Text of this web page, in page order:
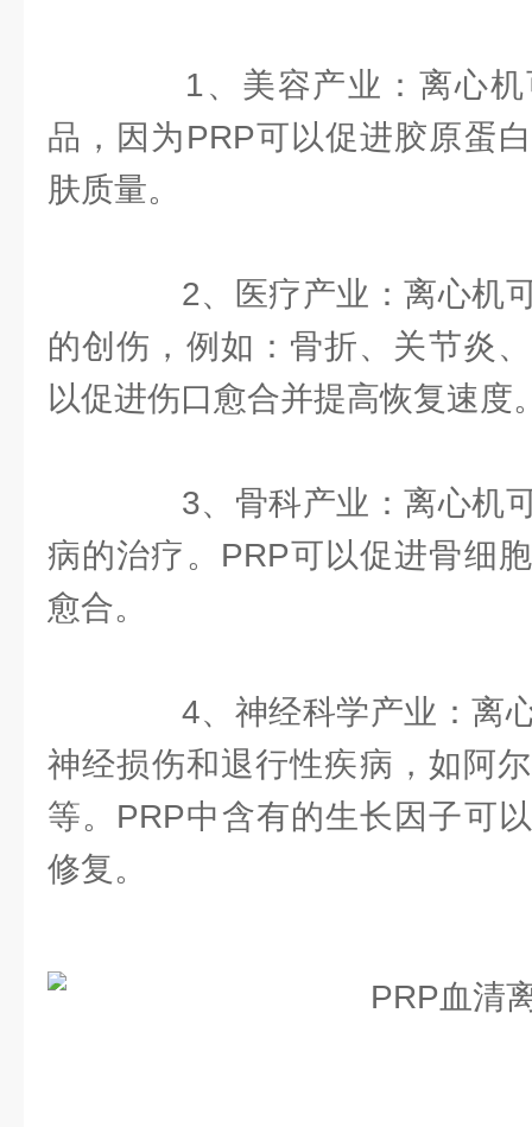
1、美容产业：离心机
品，因为PRP可以促进胶原蛋
肤质量。
2、医疗产业：离心机可
的创伤，例如：骨折、关节炎
以促进伤口愈合并提高恢复速度
3、骨科产业：离心机可
病的治疗。PRP可以促进骨细
愈合。
4、神经科学产业：离心
神经损伤和退行性疾病，如阿
等。PRP中含有的生长因子可
修复。